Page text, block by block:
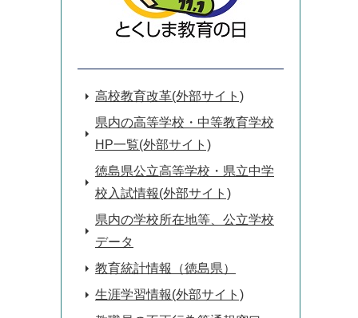
高校教育改革(外部サイト)
県内の高等学校・中等教育学校
HP一覧(外部サイト)
徳島県公立高等学校・県立中学
校入試情報(外部サイト)
県内の学校所在地等、公立学校
データ
教育統計情報（徳島県）
生涯学習情報(外部サイト)